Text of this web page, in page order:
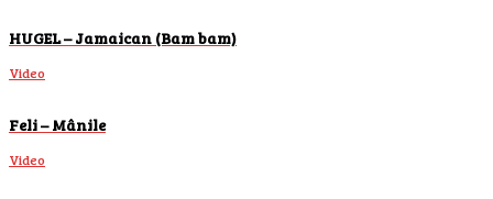
HUGEL – Jamaican (Bam bam)
Video
Feli – Mânile
Video